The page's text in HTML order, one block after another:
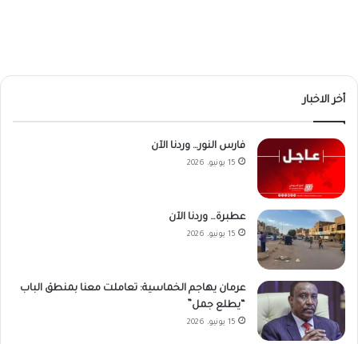
أخر الاخبار
فارس النور… وردنا الآن
15 يونيو، 2026
عطبرة… وردنا الآن
15 يونيو، 2026
عرمان يهاجم الخماسية: تعاملت معنا بمنطق الباب
“يطلع جمل”
15 يونيو، 2026